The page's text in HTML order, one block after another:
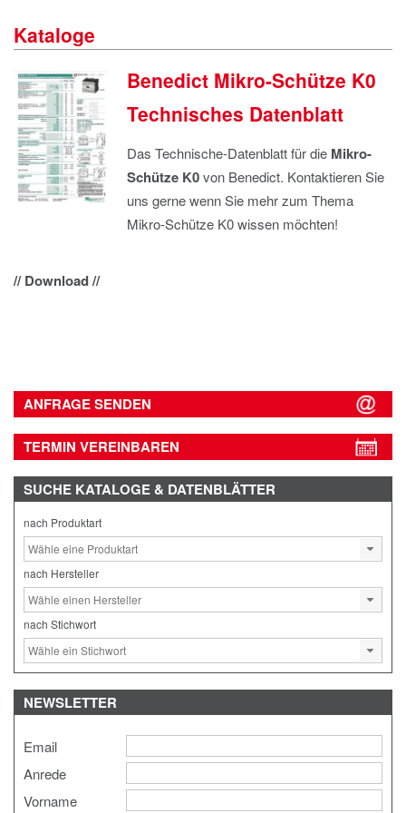
DATENSCHUTZ
Kataloge
Benedict Mikro-Schütze K0
Technisches Datenblatt
Das Technische-Datenblatt für die Mikro-
Schütze K0von Benedict. Kontaktieren Sie
uns gerne wenn Sie mehr zum Thema
Mikro-Schütze K0 wissen möchten!
// Download //
ANFRAGE SENDEN
TERMIN VEREINBAREN
SUCHE KATALOGE & DATENBLÄTTER
nach Produktart
nach Hersteller
nach Stichwort
NEWSLETTER
Email
Anrede
Vorname